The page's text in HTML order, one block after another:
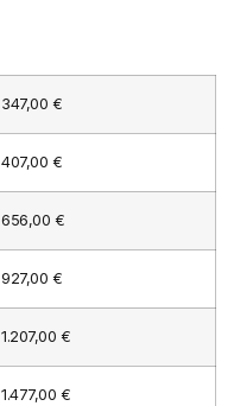
347,00 €
407,00 €
656,00 €
927,00 €
1.207,00 €
1.477,00 €